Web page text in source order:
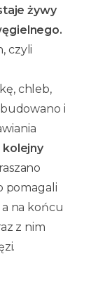
żywy
czyli
chleb,
i
kolejny
pomagali
na końcu
z nim